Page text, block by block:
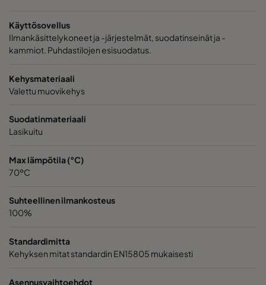
2550 592x592x640-6 ePM2,5 50% M6
2550 287x592x640-3
2550 592x490x640-6
2550 592x287x640-6
2550 592x592x520-6
2550 287x592x520-3 ePM2,5 50%
Käyttösovellus
Ilmankäsittelykoneet ja -järjestelmät, suodatinseinät ja -
kammiot. Puhdastilojen esisuodatus.
Kehysmateriaali
Valettu muovikehys
Suodatinmateriaali
Lasikuitu
Max lämpötila (°C)
70ºC
Suhteellinen ilmankosteus
100%
Standardimitta
Kehyksen mitat standardin EN15805 mukaisesti
Asennusvaihtoehdot